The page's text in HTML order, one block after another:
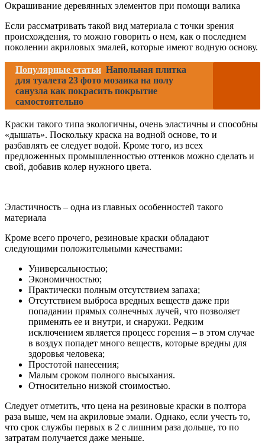
Окрашивание деревянных элементов при помощи валика
Если рассматривать такой вид материала с точки зрения
происхождения, то можно говорить о нем, как о последнем
поколении акриловых эмалей, которые имеют водную основу.
Популярные статьи Напольная плитка
для туалета 23 фото мозаика на полу
санузла как покрасить покрытие
самостоятельно
Краски такого типа экологичны, очень эластичны и способны
«дышать». Поскольку краска на водной основе, то и
разбавлять ее следует водой. Кроме того, из всех
предложенных промышленностью оттенков можно сделать и
свой, добавив колер нужного цвета.
Эластичность – одна из главных особенностей такого
материала
Кроме всего прочего, резиновые краски обладают
следующими положительными качествами:
Универсальностью;
Экономичностью;
Практически полным отсутствием запаха;
Отсутствием выброса вредных веществ даже при
попадании прямых солнечных лучей, что позволяет
применять ее и внутри, и снаружи. Редким
исключением является процесс горения – в этом случае
в воздух попадет много веществ, которые вредны для
здоровья человека;
Простотой нанесения;
Малым сроком полного высыхания.
Относительно низкой стоимостью.
Следует отметить, что цена на резиновые краски в полтора
раза выше, чем на акриловые эмали. Однако, если учесть то,
что срок службы первых в 2 с лишним раза дольше, то по
затратам получается даже меньше.